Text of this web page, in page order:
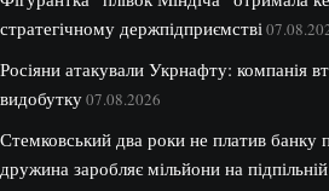
стратегічному держпідприємстві
Росіяни атакували Укрнафту: компанія
видобутку07.08.2026
Стемковський два роки не платив банку
дружина заробляє мільйони на